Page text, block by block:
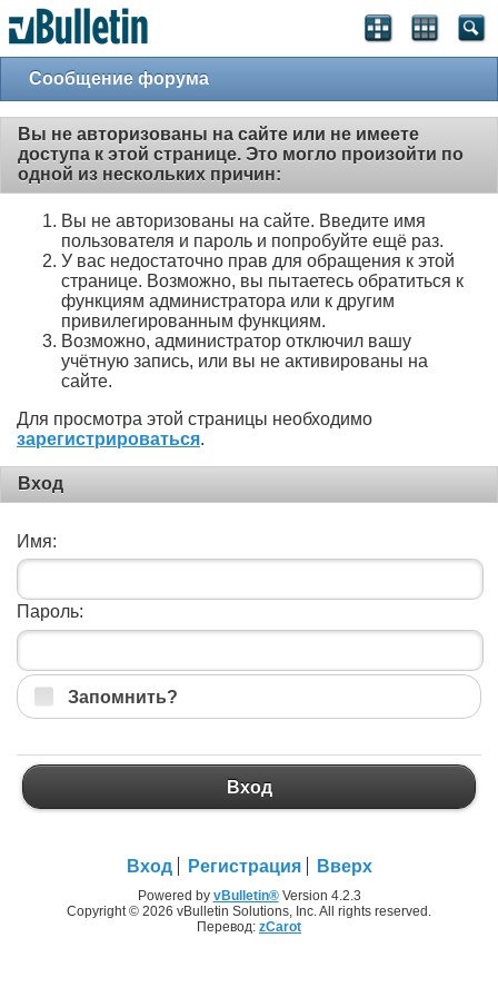
Сообщение форума
Вы не авторизованы на сайте или не имеете
доступа к этой странице. Это могло произойти по
одной из нескольких причин:
Вы не авторизованы на сайте. Введите имя
пользователя и пароль и попробуйте ещё раз.
У вас недостаточно прав для обращения к этой
странице. Возможно, вы пытаетесь обратиться к
функциям администратора или к другим
привилегированным функциям.
Возможно, администратор отключил вашу
учётную запись, или вы не активированы на
сайте.
Для просмотра этой страницы необходимо
зарегистрироваться.
Вход
Имя:
Пароль:
Запомнить?
Вход
Вход Регистрация Вверх
Powered by vBulletin®Version 4.2.3
Copyright © 2026 vBulletin Solutions, Inc. All rights reserved.
Перевод: zCarot